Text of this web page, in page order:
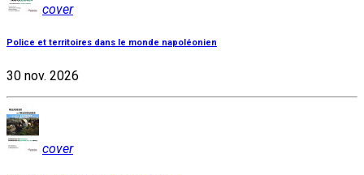
cover
Police et territoires dans le monde napoléonien
30 nov. 2026
cover